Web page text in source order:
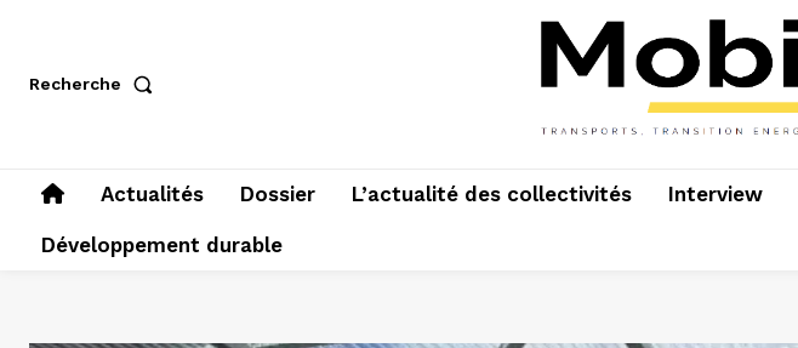
Recherche
Actualités Dossier L’actualité des collectivités Interview
Développement durable